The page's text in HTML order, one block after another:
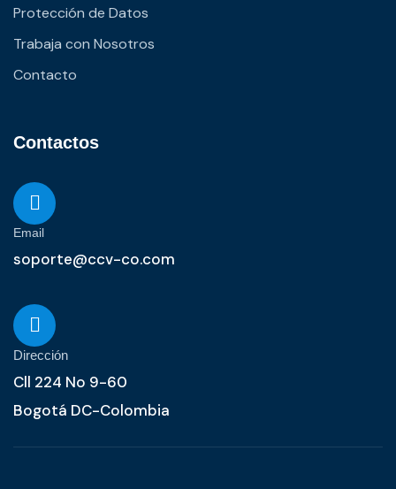
Protección de Datos
Trabaja con Nosotros
Contacto
Contactos
Email
soporte@ccv-co.com
Dirección
Cll 224 No 9-60
Bogotá DC-Colombia